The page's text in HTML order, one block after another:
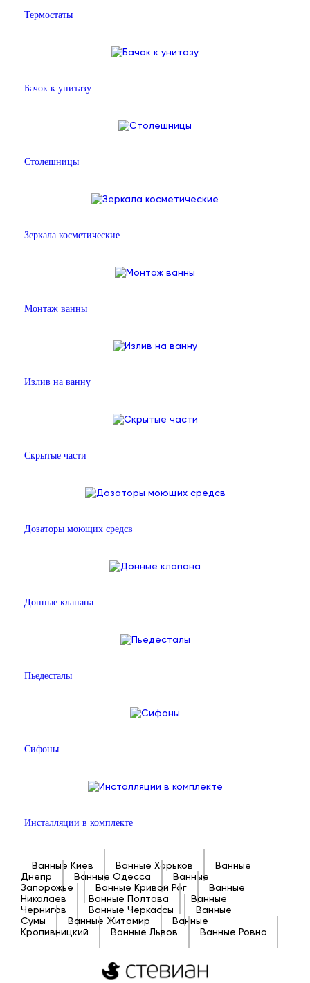
Термостаты
Бачок к унитазу
Столешницы
Зеркала косметические
Монтаж ванны
Излив на ванну
Скрытые части
Дозаторы моющих средсв
Донные клапана
Пьедесталы
Сифоны
Инсталляции в комплекте
Ванные Киев Ванные Харьков
Ванные
Днепр
Ванные Одесса
Ванные
Запорожье
Ванные Кривой Рог
Ванные
Николаев
Ванные Полтава
Ванные
Чернигов
Ванные Черкассы
Ванные
Сумы
Ванные Житомир
Ванные
Кропивницкий
Ванные Львов Ванные Ровно